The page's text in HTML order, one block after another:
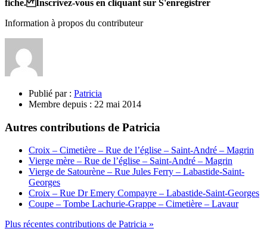
fiche. Inscrivez-vous en cliquant sur S'enregistrer
Information à propos du contributeur
Publié par : Patricia
Membre depuis : 22 mai 2014
Autres contributions de Patricia
Croix – Cimetière – Rue de l’église – Saint-André – Magrin
Vierge mère – Rue de l’église – Saint-André – Magrin
Vierge de Satourène – Rue Jules Ferry – Labastide-Saint-
Georges
Croix – Rue Dr Emery Compayre – Labastide-Saint-Georges
Coupe – Tombe Lachurie-Grappe – Cimetière – Lavaur
Plus récentes contributions de Patricia »